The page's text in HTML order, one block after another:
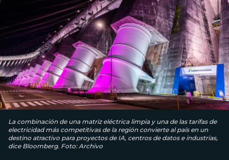
La combinación de una matriz eléctrica limpia y una de las tarifas de
electricidad más competitivas de la región convierte al país en un
destino atractivo para proyectos de IA, centros de datos e industrias,
dice Bloomberg. Foto: Archivo